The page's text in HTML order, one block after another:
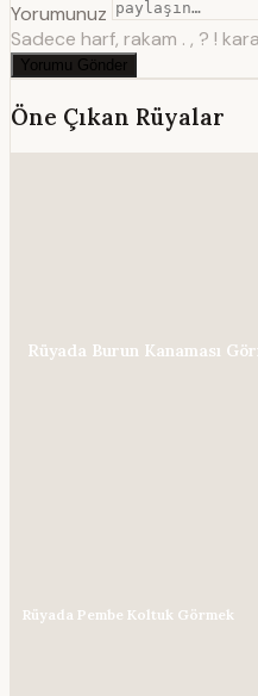
Yorumunuz
Sadece harf, rakam . , ? !
Yorumu Gönder
Öne Çıkan Rüyalar
Rüyada Burun Kanaması
Rüyada Pembe Koltuk Görmek